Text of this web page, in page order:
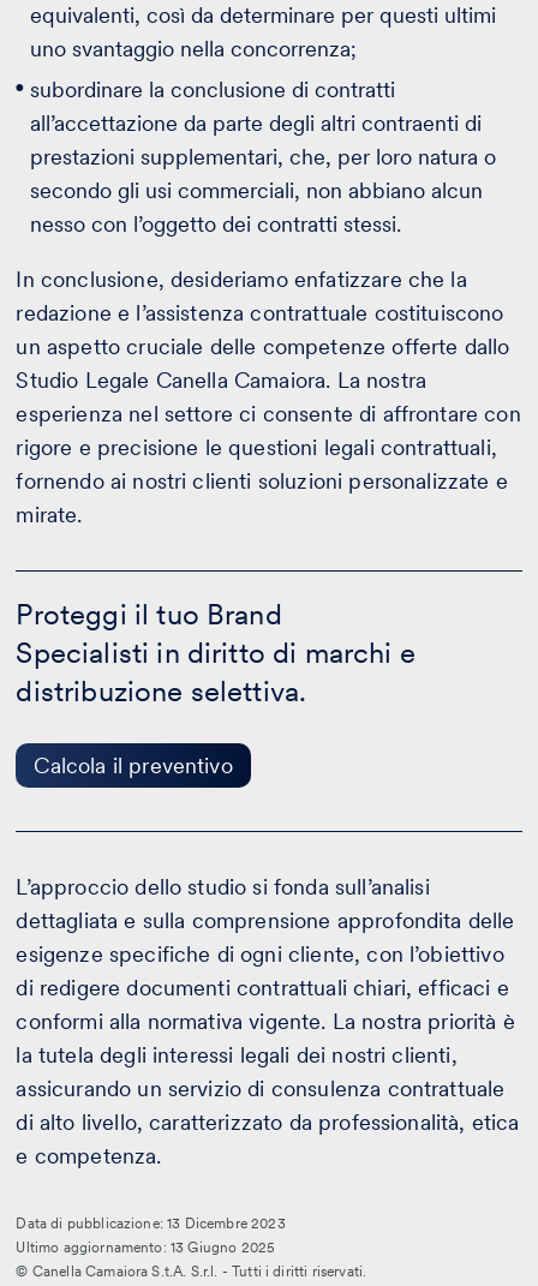
equivalenti, così da determinare per questi ultimi
uno svantaggio nella concorrenza;
subordinare la conclusione di contratti
all’accettazione da parte degli altri contraenti di
prestazioni supplementari, che, per loro natura o
secondo gli usi commerciali, non abbiano alcun
nesso con l’oggetto dei contratti stessi.
In conclusione, desideriamo enfatizzare che la
redazione e l’assistenza contrattuale costituiscono
un aspetto cruciale delle competenze offerte dallo
Studio Legale Canella Camaiora. La nostra
esperienza nel settore ci consente di affrontare con
rigore e precisione le questioni legali contrattuali,
fornendo ai nostri clienti soluzioni personalizzate e
mirate.
Proteggi il tuo Brand
Specialisti in diritto di marchi e
distribuzione selettiva.
Calcola il preventivo
il
tuo
Brand
Calcola
preventivo
L’approccio dello studio si fonda sull’analisi
dettagliata e sulla comprensione approfondita delle
esigenze specifiche di ogni cliente, con l’obiettivo
di redigere documenti contrattuali chiari, efficaci e
conformi alla normativa vigente. La nostra priorità è
la tutela degli interessi legali dei nostri clienti,
assicurando un servizio di consulenza contrattuale
di alto livello, caratterizzato da professionalità, etica
e competenza.
Data di pubblicazione: 13 Dicembre 2023
Ultimo aggiornamento: 13 Giugno 2025
© Canella Camaiora S.t.A. S.r.l. - Tutti i diritti riservati.